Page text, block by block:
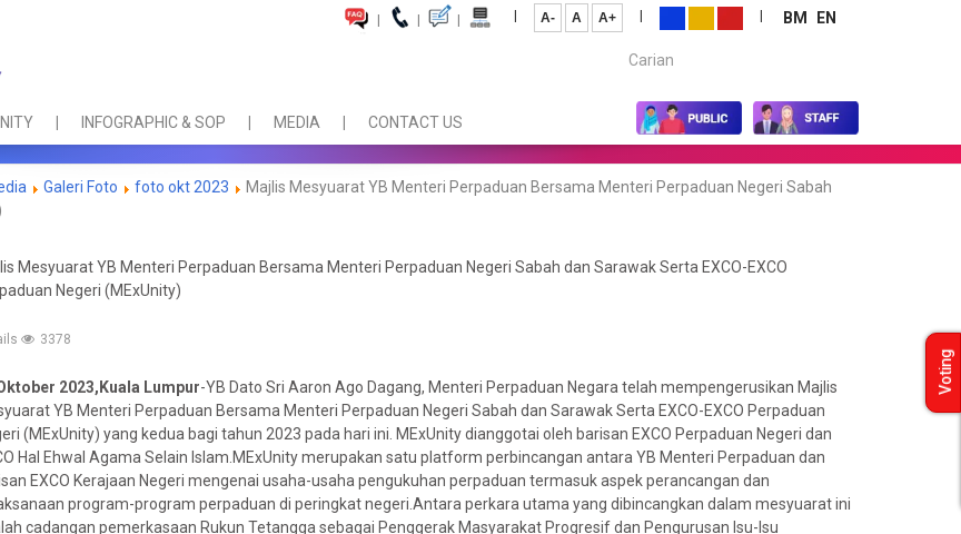
| | | | A- A A+ | | BM
EN
Carian...
INFOGRAPHIC & SOP MEDIA CONTACT US
Galeri Foto foto okt 2023
Majlis Mesyuarat YB Menteri Perpaduan Bersama Menteri Perpaduan Negeri Sabah
Mesyuarat YB Menteri Perpaduan Bersama Menteri Perpaduan Negeri Sabah dan Sarawak Serta EXCO-EXCO
Negeri (MExUnity)
3378
2023,Kuala Lumpur-YB Dato Sri Aaron Ago Dagang, Menteri Perpaduan Negara telah mempengerusikan Majlis
YB Menteri Perpaduan Bersama Menteri Perpaduan Negeri Sabah dan Sarawak Serta EXCO-EXCO Perpaduan
(MExUnity) yang kedua bagi tahun 2023 pada hari ini. MExUnity dianggotai oleh barisan EXCO Perpaduan Negeri dan
Hal Ehwal Agama Selain Islam.MExUnity merupakan satu platform perbincangan antara YB Menteri Perpaduan dan
EXCO Kerajaan Negeri mengenai usaha-usaha pengukuhan perpaduan termasuk aspek perancangan dan
program-program perpaduan di peringkat negeri.Antara perkara utama yang dibincangkan dalam mesyuarat ini
cadangan pemerkasaan Rukun Tetangga sebagai Penggerak Masyarakat Progresif dan Pengurusan Isu-Isu
Voting